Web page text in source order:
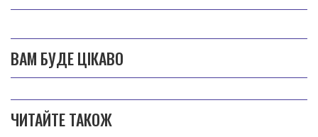
ВАМ БУДЕ ЦІКАВО
ЧИТАЙТЕ ТАКОЖ